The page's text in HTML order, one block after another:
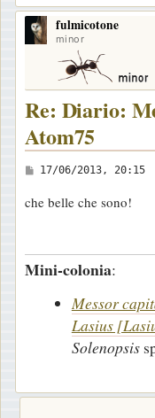
fulmicotone
minor
Re: Diario:
Atom75
M
s
a
g
17/06/2013, 20:15
che belle che sono!
Mini-colonia:
Messor
Lasius
Solenopsis